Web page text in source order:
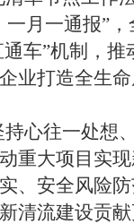
月一通报”
车”机制，
业打造全生
心往一处想
重大项目实
、安全风险
清流建设贡